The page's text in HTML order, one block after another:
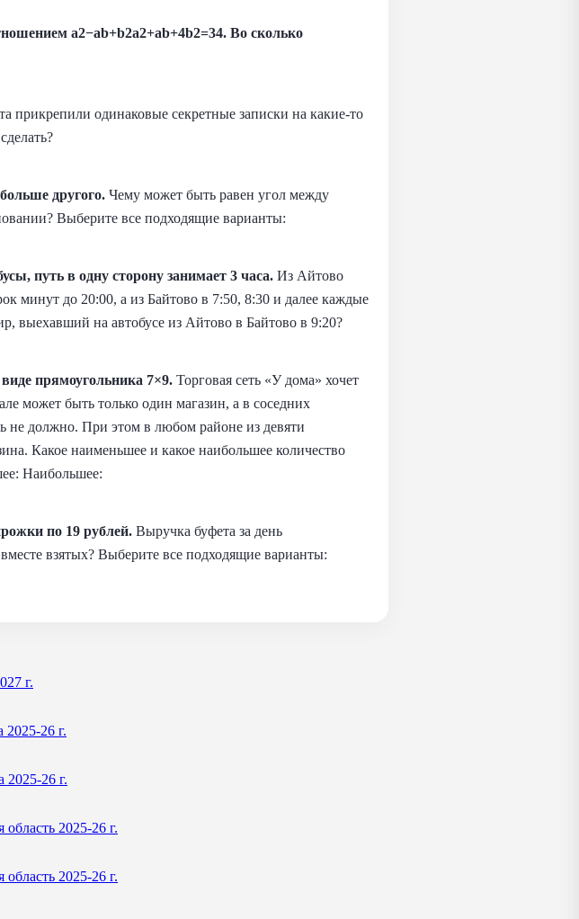
a2−ab+b2a2+ab+4b2=34. Во сколько
прикрепили одинаковые секретные записки на какие‑то
другого. Чему может быть равен угол между
Выберите все подходящие варианты:
путь в одну сторону занимает 3 часа. Из Айтово
минут до 20:00, а из Байтово в 7:50, 8:30 и далее каждые
выехавший на автобусе из Айтово в Байтово в 9:20?
прямоугольника 7×9. Торговая сеть «У дома» хочет
может быть только один магазин, а в соседних
должно. При этом в любом районе из девяти
Какое наименьшее и какое наибольшее количество
Наибольшее:
по 19 рублей. Выручка буфета за день
взятых? Выберите все подходящие варианты:
г.
26 г.
26 г.
2025-26 г.
2025-26 г.